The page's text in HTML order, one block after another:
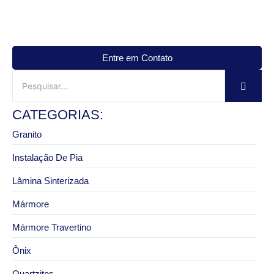
Entre em Contato
CATEGORIAS:
Granito
Instalação De Pia
Lâmina Sinterizada
Mármore
Mármore Travertino
Ônix